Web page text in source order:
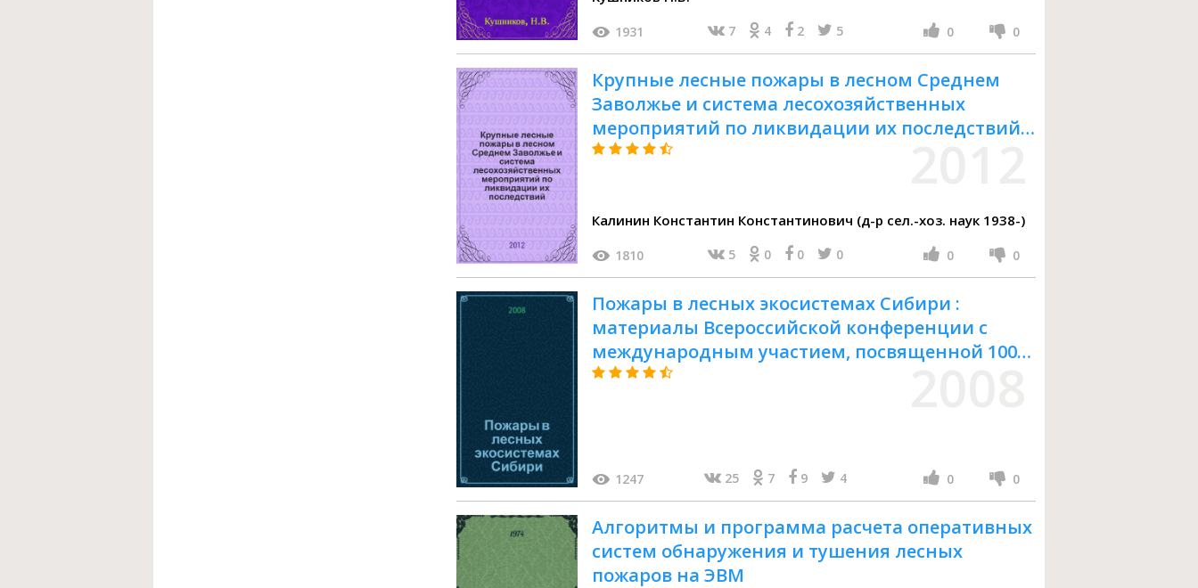
1931 7 4 2 5 0 0
Крупные лесные пожары в лесном Среднем
Заволжье и система лесохозяйственных
мероприятий по ликвидации их последствий :
монография
Калинин Константин Константинович (д-р сел.-хоз. наук 1938-)
1810 5 0 0 0 0 0
Пожары в лесных экосистемах Сибири :
материалы Всероссийской конференции с
международным участием, посвященной 100-
летию со дня рождения профессора Н. П.
1247 25 7 9 4 0 0
Алгоритмы и программа расчета оперативных
систем обнаружения и тушения лесных
пожаров на ЭВМ